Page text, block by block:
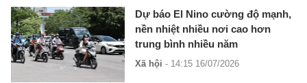
Dự báo El Nino cường độ mạnh,
nền nhiệt nhiều nơi cao hơn
trung bình nhiều năm
Xã hội - 14:15 16/07/2026